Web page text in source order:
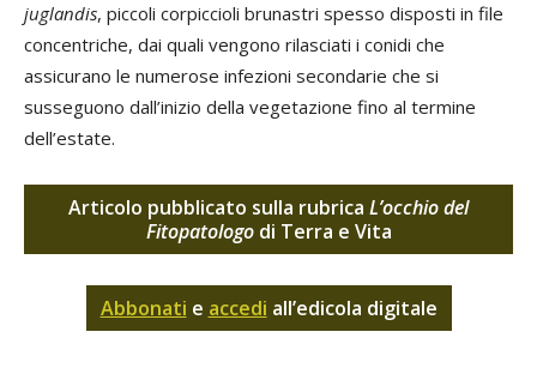
juglandis, piccoli corpiccioli brunastri spesso disposti in file
concentriche, dai quali vengono rilasciati i conidi che
assicurano le numerose infezioni secondarie che si
susseguono dall’inizio della vegetazione fino al termine
dell’estate.
Articolo pubblicato sulla rubrica L’occhio del
Fitopatologodi Terra e Vita
Abbonati e accedi all’edicola digitale